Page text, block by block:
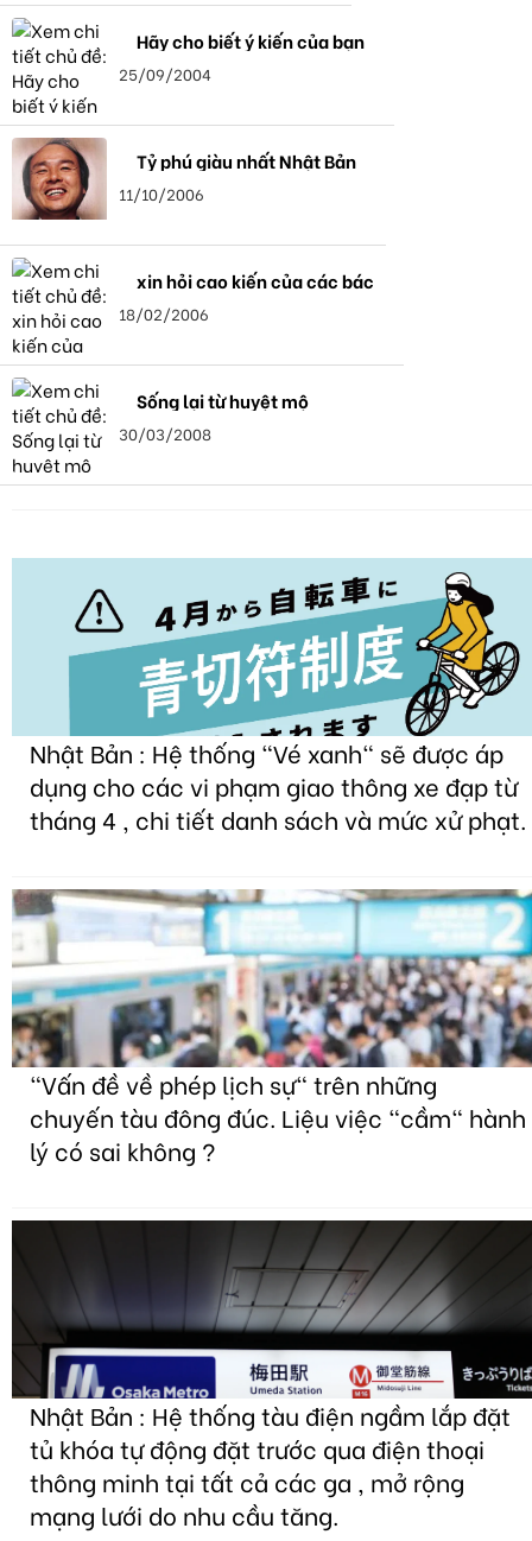
Hãy cho biết ý kiến của bạn
25/09/2004
Tỷ phú giàu nhất Nhật Bản
11/10/2006
xin hỏi cao kiến của các bác
18/02/2006
Sống lại từ huyệt mộ
30/03/2008
Nhật Bản : Hệ thống "Vé xanh" sẽ được áp
dụng cho các vi phạm giao thông xe đạp từ
tháng 4 , chi tiết danh sách và mức xử phạt.
"Vấn đề về phép lịch sự" trên những
chuyến tàu đông đúc. Liệu việc "cầm" hành
lý có sai không ?
Nhật Bản : Hệ thống tàu điện ngầm lắp đặt
tủ khóa tự động đặt trước qua điện thoại
thông minh tại tất cả các ga , mở rộng
mạng lưới do nhu cầu tăng.